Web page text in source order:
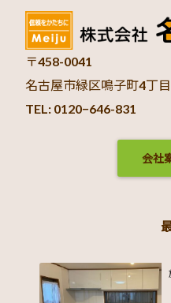
〒458-0041
名古屋市緑区鳴子町4丁
TEL: 0120−646-831
会社